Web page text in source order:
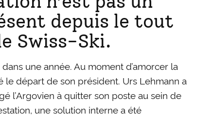
depuis le tout
Swiss-Ski.
dans une année. Au moment d’amorcer la
départ de son président. Urs Lehmann a
l’Argovien à quitter son poste au sein de
une solution interne a été